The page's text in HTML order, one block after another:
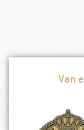
Van